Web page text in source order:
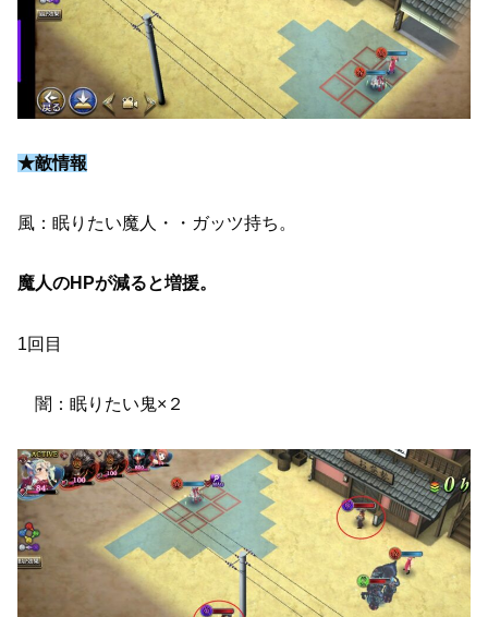
★敵情報
風：眠りたい魔人・・ガッツ持ち。
魔人のHPが減ると増援。
1回目
闇：眠りたい鬼×２